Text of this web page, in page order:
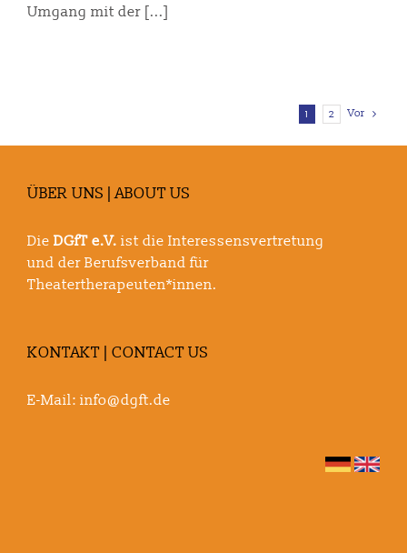
Umgang mit der [...]
1 2 Vor
ÜBER UNS | ABOUT US
Die DGfT e.V. ist die Interessensvertretung
und der Berufsverband für
Theatertherapeuten*innen.
KONTAKT | CONTACT US
E-Mail: info@dgft.de